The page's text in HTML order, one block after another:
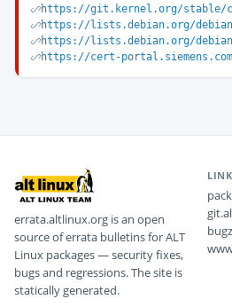
https://git.kernel.org/stable/c/
https://lists.debian.org/debian-
https://lists.debian.org/debian-
https://cert-
errata.altlinux.org is an open
source of errata bulletins for ALT
Linux packages — security fixes,
bugs and regressions. The site is
statically generated.